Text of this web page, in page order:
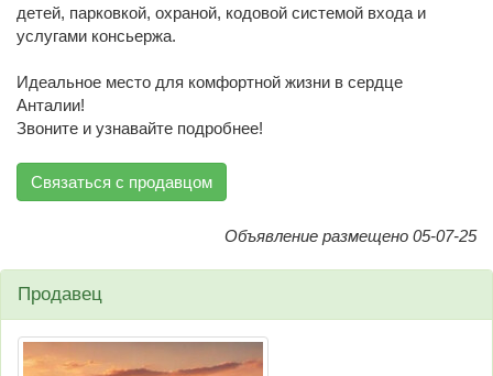
детей, парковкой, охраной, кодовой системой входа и
услугами консьержа.
Идеальное место для комфортной жизни в сердце
Анталии!
Звоните и узнавайте подробнее!
Связаться с продавцом
Объявление размещено 05-07-25
Продавец